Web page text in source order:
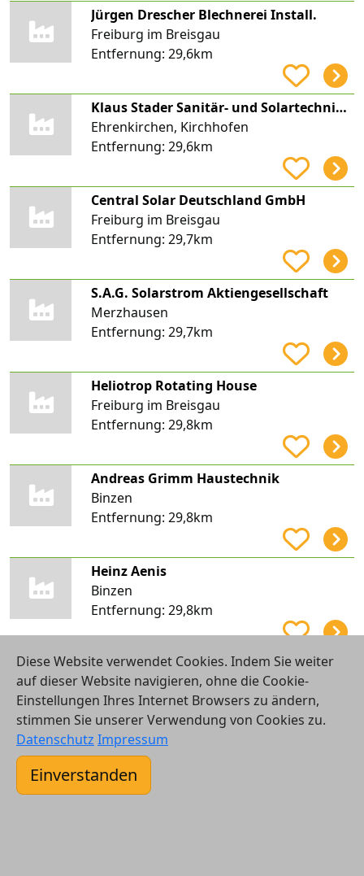
Jürgen Drescher Blechnerei Install.
Freiburg im Breisgau
Entfernung: 29,6km
Klaus Stader Sanitär- und Solartechnik GmbH
Ehrenkirchen, Kirchhofen
Entfernung: 29,6km
Central Solar Deutschland GmbH
Freiburg im Breisgau
Entfernung: 29,7km
S.A.G. Solarstrom Aktiengesellschaft
Merzhausen
Entfernung: 29,7km
Heliotrop Rotating House
Freiburg im Breisgau
Entfernung: 29,8km
Andreas Grimm Haustechnik
Binzen
Entfernung: 29,8km
Heinz Aenis
Binzen
Entfernung: 29,8km
Pfaffenweiler
Entfernung:29,8km
Falke Solar und Energiesysteme e. K.
Pfaffenweiler
Entfernung:
Diese Website verwendet Cookies. Indem Sie weiter
auf dieser Website navigieren, ohne die Cookie-
Einstellungen Ihres Internet Browsers zu ändern,
stimmen Sie unserer Verwendung von Cookies zu.
Datenschutz Impressum
Einverstanden